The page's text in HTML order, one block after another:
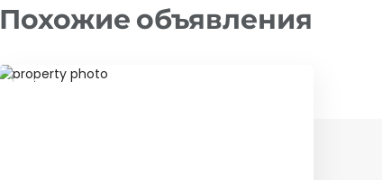
Похожие объявления
ID 34507